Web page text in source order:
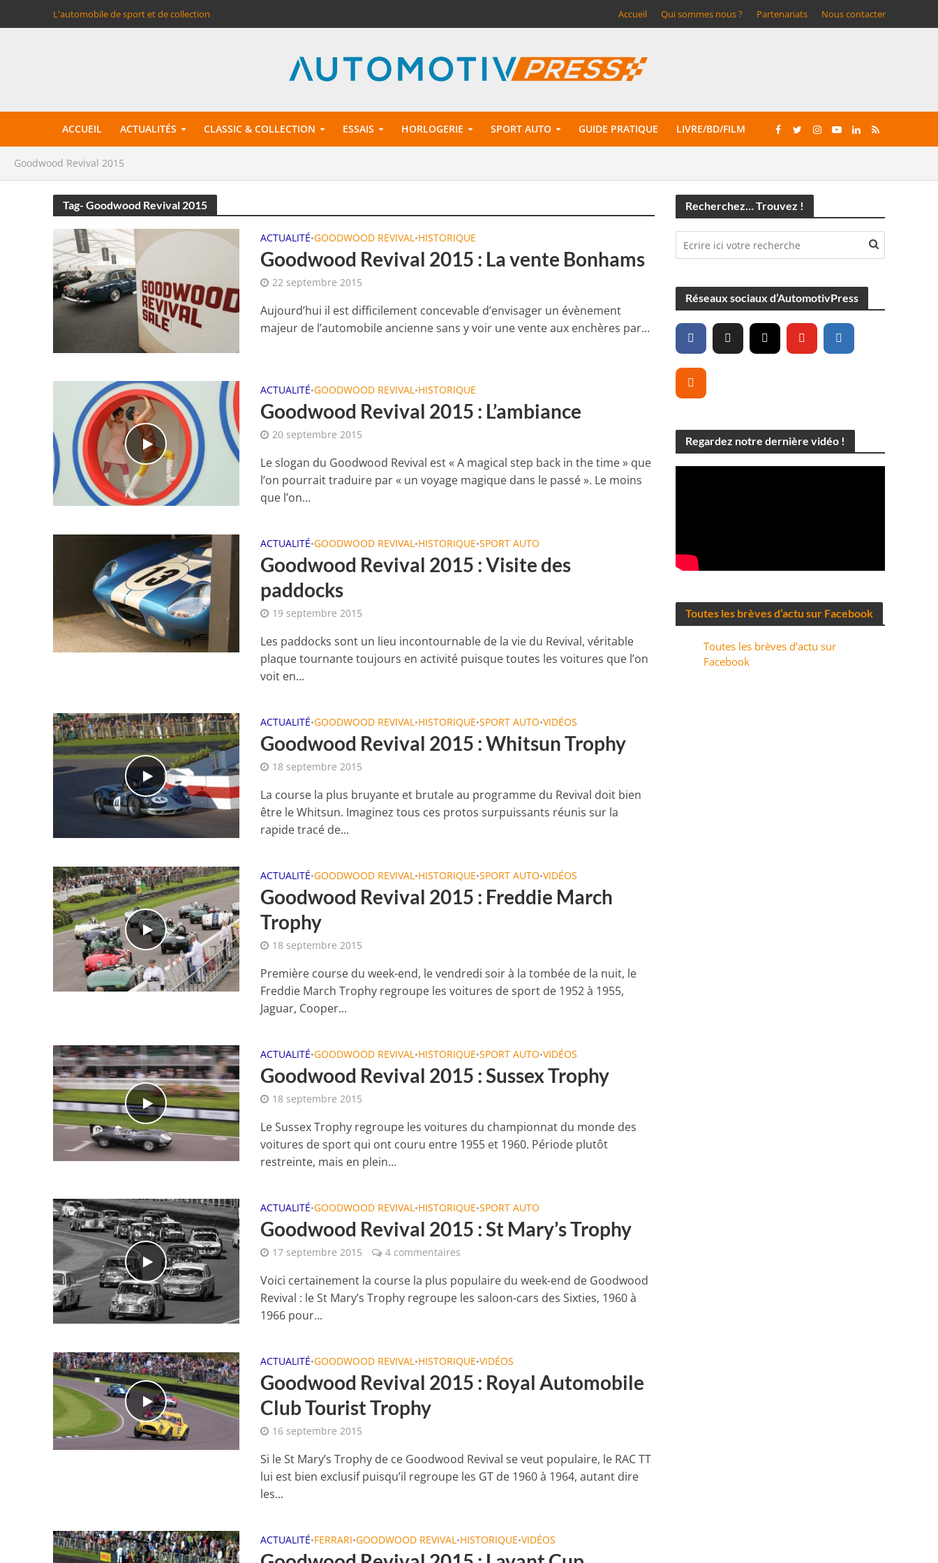
L'automobile de sport et de collection Accueil Qui sommes nous ? Partenariats Nous contacter
ACCUEIL ACTUALITÉS CLASSIC & COLLECTION ESSAIS HORLOGERIE SPORT AUTO GUIDE PRATIQUE LIVRE/BD/FILM
Goodwood Revival 2015
Tag- Goodwood Revival 2015
ACTUALITÉ•GOODWOOD REVIVAL•HISTORIQUE
Goodwood Revival 2015 : La vente Bonhams
22 septembre 2015
Aujourd’hui il est difficilement concevable d’envisager un évènement
majeur de l’automobile ancienne sans y voir une vente aux enchères par...
ACTUALITÉ•GOODWOOD REVIVAL•HISTORIQUE
Goodwood Revival 2015 : L’ambiance
20 septembre 2015
Le slogan du Goodwood Revival est « A magical step back in the time » que
l’on pourrait traduire par « un voyage magique dans le passé ». Le moins
que l’on...
ACTUALITÉ•GOODWOOD REVIVAL•HISTORIQUE•SPORT AUTO
Goodwood Revival 2015 : Visite des
paddocks
19 septembre 2015
Les paddocks sont un lieu incontournable de la vie du Revival, véritable
plaque tournante toujours en activité puisque toutes les voitures que l’on
voit en...
ACTUALITÉ•GOODWOOD REVIVAL•HISTORIQUE•SPORT AUTO•VIDÉOS
Goodwood Revival 2015 : Whitsun Trophy
18 septembre 2015
La course la plus bruyante et brutale au programme du Revival doit bien
être le Whitsun. Imaginez tous ces protos surpuissants réunis sur la
rapide tracé de...
ACTUALITÉ•GOODWOOD REVIVAL•HISTORIQUE•SPORT AUTO•VIDÉOS
Goodwood Revival 2015 : Freddie March
Trophy
18 septembre 2015
Première course du week-end, le vendredi soir à la tombée de la nuit, le
Freddie March Trophy regroupe les voitures de sport de 1952 à 1955,
Jaguar, Cooper...
ACTUALITÉ•GOODWOOD REVIVAL•HISTORIQUE•SPORT AUTO•VIDÉOS
Goodwood Revival 2015 : Sussex Trophy
18 septembre 2015
Le Sussex Trophy regroupe les voitures du championnat du monde des
voitures de sport qui ont couru entre 1955 et 1960. Période plutôt
restreinte, mais en plein...
ACTUALITÉ•GOODWOOD REVIVAL•HISTORIQUE•SPORT AUTO
Goodwood Revival 2015 : St Mary’s Trophy
17 septembre 2015 4 commentaires
Voici certainement la course la plus populaire du week-end de Goodwood
Revival : le St Mary’s Trophy regroupe les saloon-cars des Sixties, 1960 à
1966 pour...
ACTUALITÉ•GOODWOOD REVIVAL•HISTORIQUE•VIDÉOS
Goodwood Revival 2015 : Royal Automobile
Club Tourist Trophy
16 septembre 2015
Si le St Mary’s Trophy de ce Goodwood Revival se veut populaire, le RAC TT
lui est bien exclusif puisqu’il regroupe les GT de 1960 à 1964, autant dire
les...
ACTUALITÉ•FERRARI•GOODWOOD REVIVAL•HISTORIQUE•VIDÉOS
Recherchez… Trouvez !
Réseaux sociaux d’AutomotivPress
Regardez notre dernière vidéo !
Toutes les brèves d’actu sur Facebook
Toutes les brèves d’actu sur
Facebook